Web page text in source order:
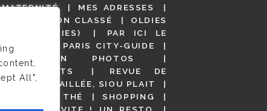
All",
MATERNITÉ
MES ADRESSES
NON CLASSÉ
OLDIES
(BUT GOODIES)
PAR ICI LE
MAGOT !
PARIS CITY-GUIDE
PARIS EN PHOTOS
RESTAURANTS
REVUE DE
DÉTAILLÉE, SIOU PLAIT
SALONS DE THÉ
SHOPPING
VIDÉOS
VITE ! UN RESTO